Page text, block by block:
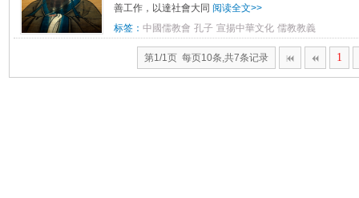
善工作，以達社會大同 阅读全文>>
标签： 中國儒教會 孔子 宣揚中華文化 儒教教義
第1/1页 每页10条,共7条记录 1